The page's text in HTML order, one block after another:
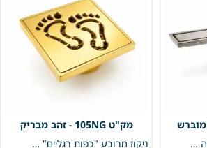
תעלת ניקוז נסתרת | מידה 9/59 | דגם "LINEA" | ניקל מוברש | מק"ט 959BN
105NG - זהב מבריק
ניקוז מרובע "כפות רגליים" | 10/10 | פטנט חוסם ריחות וחרקים | זהב | מק"ט 105NG